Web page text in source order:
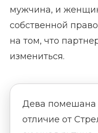
мужчина, и
собственной
на том, что
измениться.
Дева помешана
отличие от